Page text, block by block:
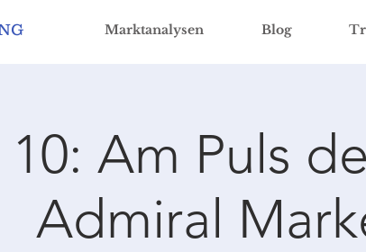
Marktanalysen Blog
10: Am Puls
Admiral